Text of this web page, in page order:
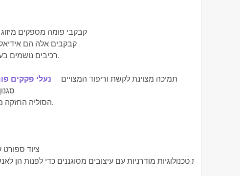
קבקבי פומה מספקים
קבקבים אלה הם
רכיבים נושמים בעיצובו עוזרים לשמור על הרגליים קרירות ויבשות.
תמיכה מצוינת לקשת וריפוד המצויים נעלי פקקים
הסוליה החזקה מבטיחה אחיזה על משטחים רבים ואריכות ימים.
ציוד ספורט